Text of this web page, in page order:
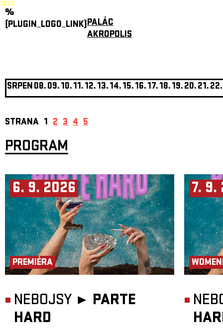
TEST
%
{PLUGIN_LOGO_LINK}PALÁC
AKROPOLIS
SRPEN08.09.10.11.12.13.14.15.16.17.18.19.20.21.22.
STRANA 1 2 3 4 5
PROGRAM
6. 9. 2026
PREMIÉRA
NEBOJSY ► PARTE
HARD
7. 9.